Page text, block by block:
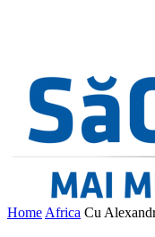
Home Africa Cu